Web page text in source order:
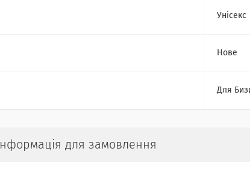
Унісекс
Нове
Для
Інформація для замовлення